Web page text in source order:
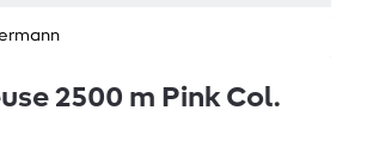
2500 m Pink Col.